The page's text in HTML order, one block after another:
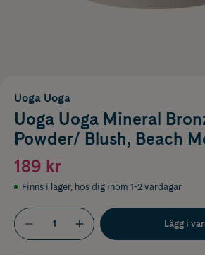
Uoga Uoga
Uoga Uoga Mineral
Powder/ Blush, Beach
189 kr
Finns i lager, hos dig inom 1-2 vardagar
Lägg i